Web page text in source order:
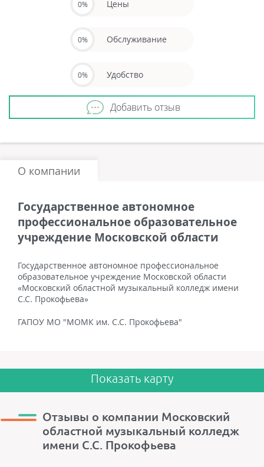
0% Цены
0% Обслуживание
0% Удобство
Добавить отзыв
О компании
Государственное автономное
профессиональное образовательное
учреждение Московской области
Государственное автономное профессиональное
образовательное учреждение Московской области
«Московский областной музыкальный колледж имени
С.С. Прокофьева»
ГАПОУ МО "МОМК им. С.С. Прокофьева"
Показать карту
Отзывы о компании Московский
областной музыкальный колледж
имени С.С. Прокофьева